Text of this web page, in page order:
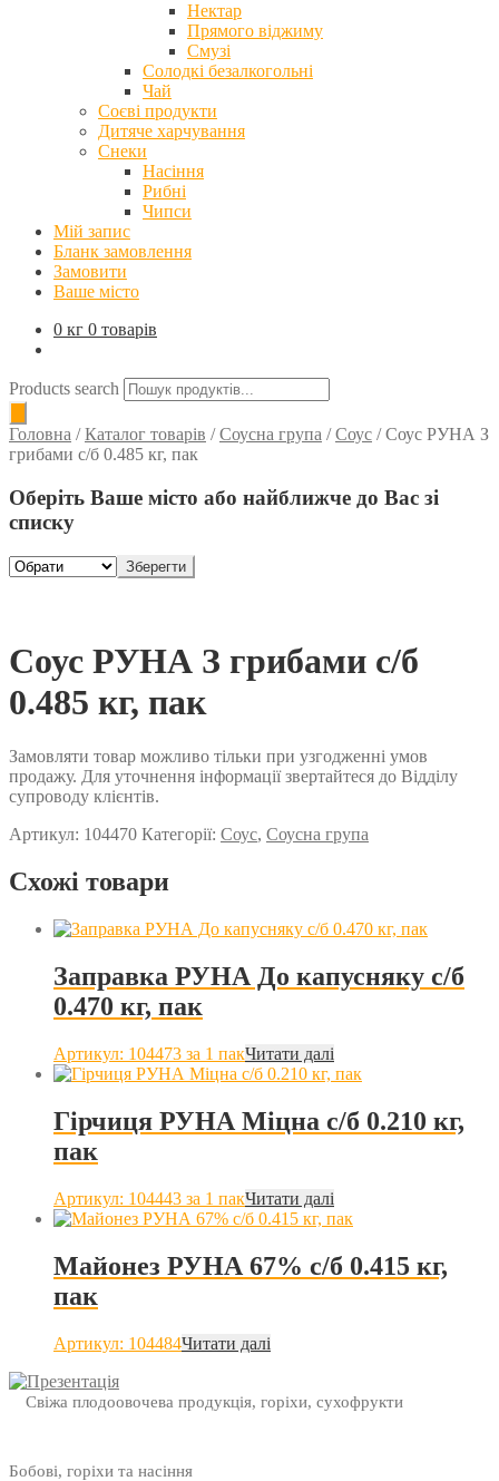
Нектар
Прямого віджиму
Смузі
Солодкі безалкогольні
Чай
Соєві продукти
Дитяче харчування
Снеки
Насіння
Рибні
Чипси
Мій запис
Бланк замовлення
Замовити
Ваше місто
0 кг 0 товарів
Products search
Головна /Каталог товарів /Соусна група /Соус /Соус РУНА З
грибами с/б 0.485 кг, пак
Оберіть Ваше місто або найближче до Вас зі
списку
Зберегти
Соус РУНА З грибами с/б
0.485 кг, пак
Замовляти товар можливо тільки при узгодженні умов
продажу. Для уточнення інформації звертайтеся до Відділу
супроводу клієнтів.
Артикул: 104470 Категорії: Соус, Соусна група
Схожі товари
Заправка РУНА До капусняку с/б
0.470 кг, пак
Артикул: 104473 за 1 пакЧитати далі
Гірчиця РУНА Міцна с/б 0.210 кг,
пак
Артикул: 104443 за 1 пакЧитати далі
Майонез РУНА 67% с/б 0.415 кг,
пак
Артикул: 104484Читати далі
Свіжа плодоовочева продукція, горіхи, сухофрукти
Бобові, горіхи та насіння